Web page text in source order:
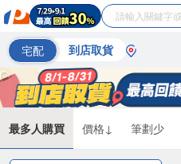
宅配 到店取貨
最多人購買 價格↓ 筆劃少